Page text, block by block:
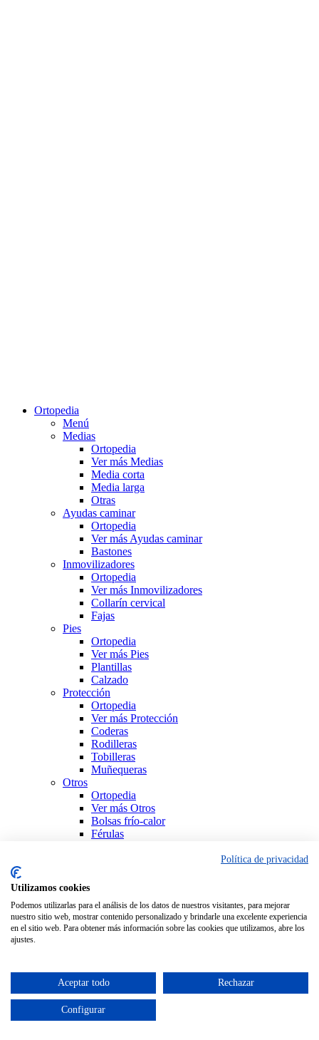
Ortopedia
Menú
Medias
Ortopedia
Ver más Medias
Media corta
Media larga
Otras
Ayudas caminar
Ortopedia
Ver más Ayudas caminar
Bastones
Inmovilizadores
Ortopedia
Ver más Inmovilizadores
Collarín cervical
Fajas
Pies
Ortopedia
Ver más Pies
Plantillas
Calzado
Protección
Ortopedia
Ver más Protección
Coderas
Rodilleras
Tobilleras
Muñequeras
Otros
Ortopedia
Ver más Otros
Bolsas frío-calor
Férulas
Política de privacidad
Utilizamos cookies
Podemos utilizarlas para el análisis de los datos de nuestros visitantes, para mejorar
nuestro sitio web, mostrar contenido personalizado y brindarle una excelente experiencia
en el sitio web. Para obtener más información sobre las cookies que utilizamos, abre los
ajustes.
Aceptar todo Rechazar
Configurar